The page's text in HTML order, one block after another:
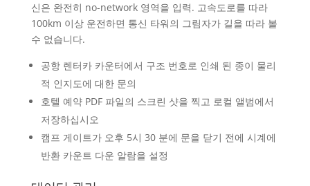
신은 완전히 no-network 영역을 입력. 고속도로를 따라
100km 이상 운전하면 통신 타워의 그림자가 길을 따라 볼
수 없습니다.
공항 렌터카 카운터에서 구조 번호로 인쇄 된 종이 물리
적 인지도에 대한 문의
호텔 예약 PDF 파일의 스크린 샷을 찍고 로컬 앨범에서
저장하십시오
캠프 게이트가 오후 5시 30 분에 문을 닫기 전에 시계에
반환 카운트 다운 알람을 설정